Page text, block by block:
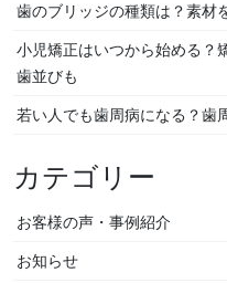
歯のブリッジの種類は？素材
小児矯正はいつから始める？
歯並びも
若い人でも歯周病になる？歯
カテゴリー
お客様の声・事例紹介
お知らせ